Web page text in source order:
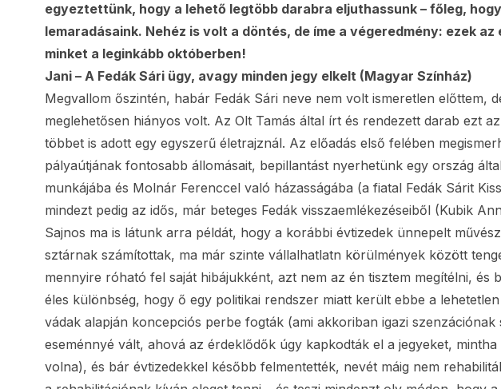
egyeztettünk, hogy a lehető legtöbb darabra eljuthassunk – főleg,
lemaradásaink. Nehéz is volt a döntés, de íme a végeredmény: ezek
minket a leginkább októberben!
Jani – A Fedák Sári ügy, avagy minden jegy elkelt (Magyar Színház)
Megvallom őszintén, habár Fedák Sári neve nem volt ismeretlen előttem,
meglehetősen hiányos volt. Az Olt Tamás által írt és rendezett darab ezt
többet is adott egy egyszerű életrajznál. Az előadás első felében
pályaútjának fontosabb állomásait, bepillantást nyerhetünk egy ország
munkájába és Molnár Ferenccel való házasságába (a fiatal Fedák Sárit
mindezt pedig az idős, már beteges Fedák visszaemlékezéseiből (Kubik
Sajnos ma is látunk arra példát, hogy a korábbi évtizedek ünnepelt
sztárnak számítottak, ma már szinte vállalhatlatn körülmények között
mennyire róható fel saját hibájukként, azt nem az én tisztem megítélni, és
éles különbség, hogy ő egy politikai rendszer miatt került ebbe a
vádak alapján koncepciós perbe fogták (ami akkoriban igazi szenzációnak
eseménnyé vált, ahová az érdeklődők úgy kapkodták el a jegyeket,
volna), és bár évtizedekkel később felmentették, nevét máig nem